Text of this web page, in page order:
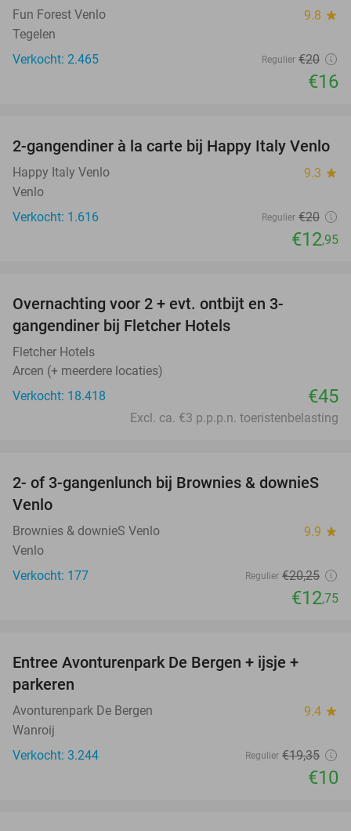
Fun Forest Venlo 9.8 star
Tegelen
Verkocht: 2.465
Regulier €20
€16
35%
2-gangendiner à la carte bij Happy Italy Venlo
Happy Italy Venlo 9.3 star
Venlo
Verkocht: 1.616
Regulier €20
€12,95
Overnachting voor 2 + evt. ontbijt en 3-
gangendiner bij Fletcher Hotels
Fletcher Hotels
Arcen (+ meerdere locaties)
Verkocht: 18.418
€45
Excl. ca. €3 p.p.p.n. toeristenbelasting
37%
2- of 3-gangenlunch bij Brownies & downieS
Venlo
Brownies & downieS Venlo 9.9 star
Venlo
Verkocht: 177
Regulier €20,25
€12,75
Entree Avonturenpark De Bergen + ijsje +
parkeren
Avonturenpark De Bergen 9.4 star
Wanroij
Verkocht: 3.244
Regulier €19,35
€10